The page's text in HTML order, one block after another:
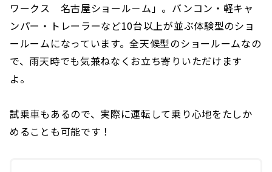
ワークス 名古屋ショール－ム」。バンコン・軽キャ
ンパー・トレーラーなど10台以上が並ぶ体験型のショ
ールームになっています。全天候型のショールームなの
で、雨天時でも気兼ねなくお立ち寄りいただけます
よ。
試乗車もあるので、実際に運転して乗り心地をたしか
めることも可能です！